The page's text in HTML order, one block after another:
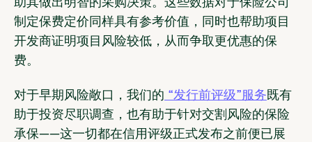
助其做出明智的采购决策。这些数据对于保险公司
制定保费定价同样具有参考价值，同时也帮助项目
开发商证明项目风险较低，从而争取更优惠的保
费。
对于早期风险敞口，我们的 “发行前评级”服务既有
助于投资尽职调查，也有助于针对交割风险的保险
承保——这一切都在信用评级正式发布之前便已展